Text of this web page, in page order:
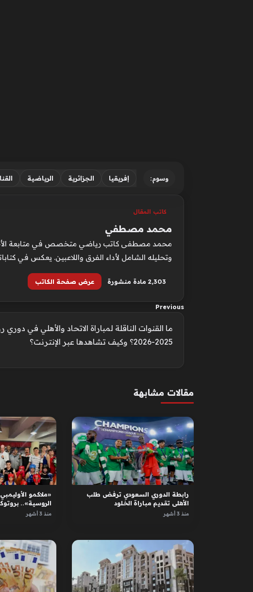
وسوم: إفريقيا الجزائرية الرياضية
كاتب المقال
محمد مصطفي
محمد مصطفى كاتب رياضي متخصص في متابعة الأحداث
وتحليله الشامل لأداء الفرق واللاعبين. يعكس في
2٬303 مادة منشورة عرض صفحة الكاتب
Previous
ما القنوات الناقلة لمباراة الاتحاد والأهلي في
2025-2026؟ وكيف تشاهدها عبر الإنترنت؟
مقالات مشابهة
رابطة الدوري السعودي ترفض طلب
الأهلي تقديم مباراة الخلود
منذ 3 أشهر
«ملاكمو
الروسية»..
الأبطال
منذ 3 أشهر